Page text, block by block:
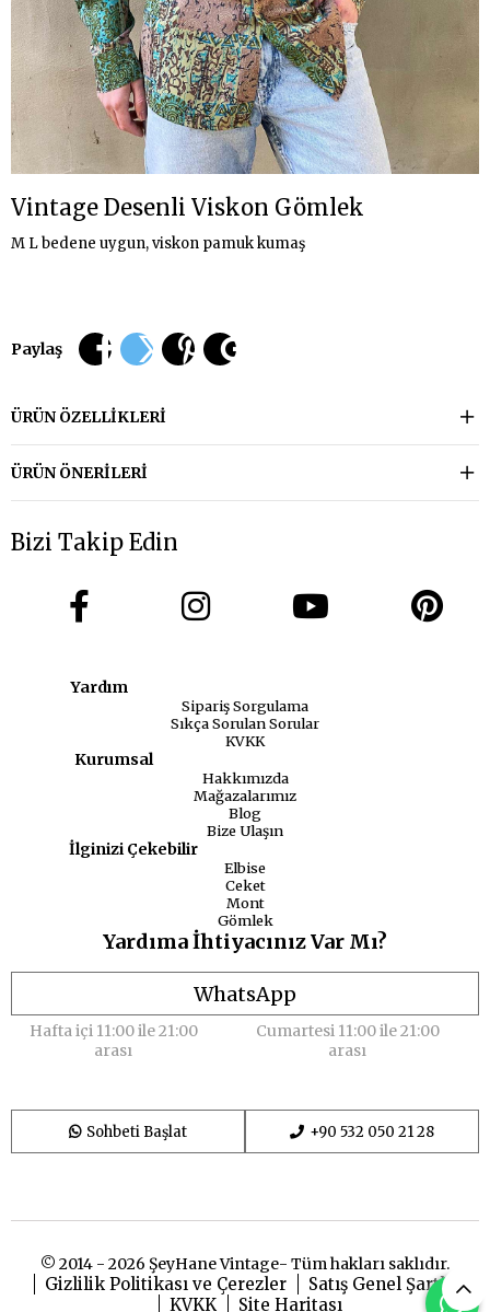
Vintage Desenli Viskon Gömlek
M L bedene uygun, viskon pamuk kumaş
Paylaş
ÜRÜN ÖZELLIKLERI
ÜRÜN ÖNERILERI
Bizi Takip Edin
Yardım
Sipariş Sorgulama
Sıkça Sorulan Sorular
KVKK
Kurumsal
Hakkımızda
Mağazalarımız
Blog
Bize Ulaşın
İlginizi Çekebilir
Elbise
Ceket
Mont
Gömlek
Yardıma İhtiyacınız Var Mı?
WhatsApp
Hafta içi 11:00 ile 21:00
arası
Cumartesi 11:00 ile 21:00
arası
Sohbeti Başlat +90 532 050 21 28
© 2014 - 2026 ŞeyHane Vintage- Tüm hakları saklıdır.
Gizlilik Politikası ve Çerezler
Satış Genel Şartları
KVKK
Site Haritası